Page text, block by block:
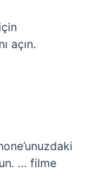
açın.
… filme